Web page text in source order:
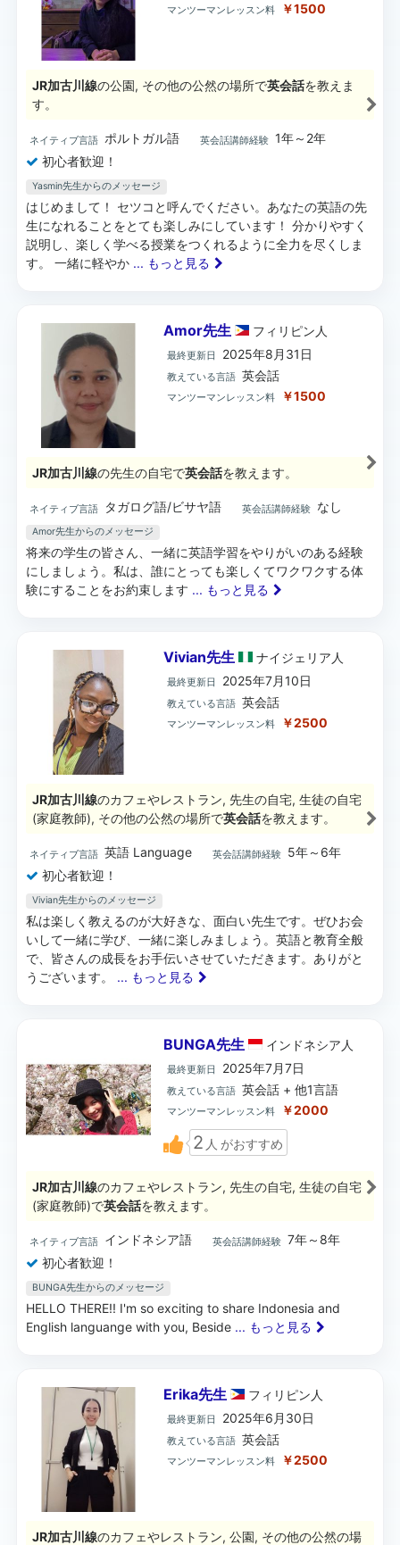
マンツーマンレッスン料 ￥1500
JR加古川線の公園, その他の公然の場所で英会話を教えま
す。
ネイティブ言語 ポルトガル語 英会話講師経験 1年～2年
初心者歓迎！
Yasmin先生からのメッセージ
はじめまして！ セツコと呼んでください。あなたの英語の先
生になれることをとても楽しみにしています！ 分かりやすく
説明し、楽しく学べる授業をつくれるように全力を尽くしま
す。 一緒に軽やか ... もっと見る
Amor先生 フィリピン 人
最終更新日 2025年8月31日
教えている言語 英会話
マンツーマンレッスン料 ￥1500
JR加古川線の先生の自宅で英会話を教えます。
ネイティブ言語 タガログ語/ビサヤ語 英会話講師経験 なし
Amor先生からのメッセージ
将来の学生の皆さん、一緒に英語学習をやりがいのある経験
にしましょう。私は、誰にとっても楽しくてワクワクする体
験にすることをお約束します ... もっと見る
Vivian先生 ナイジェリア 人
最終更新日 2025年7月10日
教えている言語 英会話
マンツーマンレッスン料 ￥2500
JR加古川線のカフェやレストラン, 先生の自宅, 生徒の自宅
(家庭教師), その他の公然の場所で英会話を教えます。
ネイティブ言語 英語 Language 英会話講師経験
5年～6年
初心者歓迎！
Vivian先生からのメッセージ
私は楽しく教えるのが大好きな、面白い先生です。ぜひお会
いして一緒に学び、一緒に楽しみましょう。英語と教育全般
で、皆さんの成長をお手伝いさせていただきます。ありがと
うございます。 ... もっと見る
BUNGA先生 インドネシア 人
最終更新日 2025年7月7日
教えている言語 英会話 + 他1言語
マンツーマンレッスン料 ￥2000
2 人 がおすすめ
JR加古川線のカフェやレストラン, 先生の自宅, 生徒の自宅
(家庭教師)で英会話を教えます。
ネイティブ言語 インドネシア語 英会話講師経験 7年～8年
初心者歓迎！
BUNGA先生からのメッセージ
HELLO THERE!! I'm so exciting to share Indonesia and
English languange with you, Beside ... もっと見る
Erika先生 フィリピン 人
最終更新日 2025年6月30日
教えている言語 英会話
マンツーマンレッスン料 ￥2500
JR加古川線のカフェやレストラン, 公園, その他の公然の場